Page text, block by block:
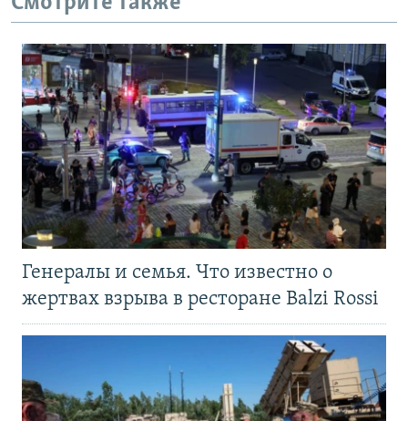
Генералы и семья. Что известно о
жертвах взрыва в ресторане Balzi Rossi